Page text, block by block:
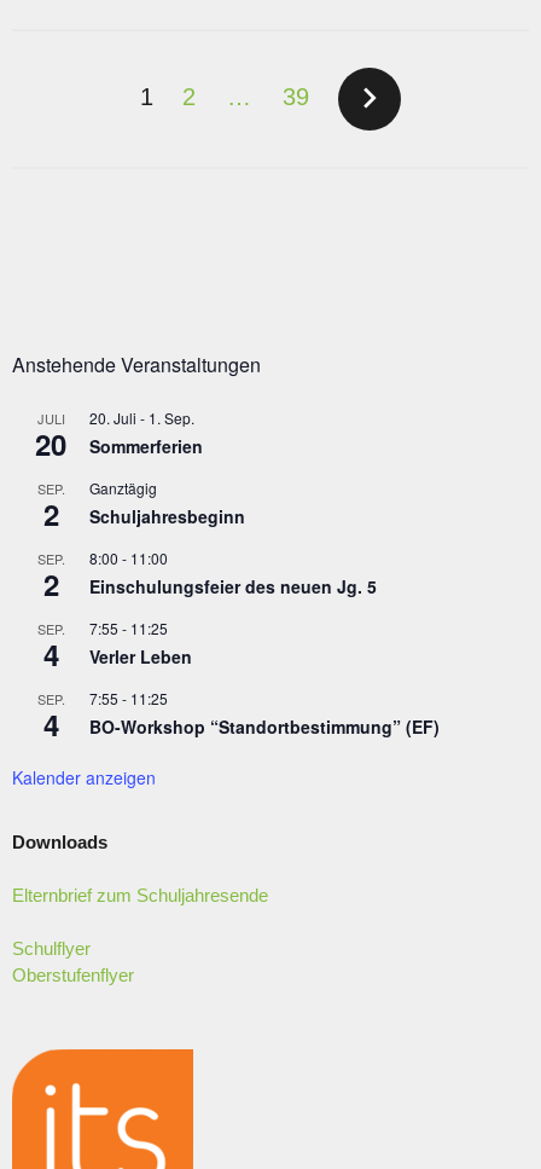
SEITENNUMMERIERUNG
1 2 … 39 navigate_next
Anstehende Veranstaltungen
JULI
20
20. Juli - 1. Sep.
Sommerferien
SEP.
2
Ganztägig
Schuljahresbeginn
SEP.
2
8:00 - 11:00
Einschulungsfeier des neuen Jg. 5
SEP.
4
7:55 - 11:25
Verler Leben
SEP.
4
7:55 - 11:25
BO-Workshop “Standortbestimmung” (EF)
Kalender anzeigen
Downloads
Elternbrief zum Schuljahresende
Schulflyer
Oberstufenflyer